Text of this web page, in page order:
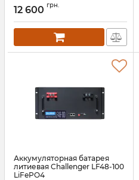
12 600 грн.
Аккумуляторная батарея
литиевая Challenger LF48-100
LiFePO4